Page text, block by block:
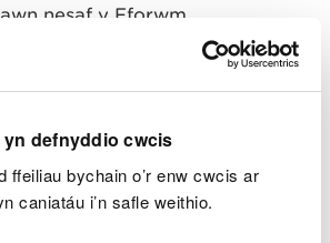
yn defnyddio cwcis
ffeiliau bychain o’r enw cwcis ar
caniatáu i’n safle weithio.
nesaf y Fforwm.
o'r bwrdd ei gadeirio gan ein
Steve Ormerod, a bydd yn
polisi a gweithredol
ni gan gyfarwyddwr